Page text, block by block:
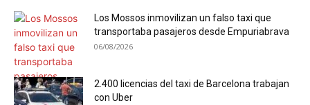
Los Mossos inmovilizan un falso taxi que
transportaba pasajeros desde Empuriabrava
06/08/2026
2.400 licencias del taxi de Barcelona trabajan
con Uber